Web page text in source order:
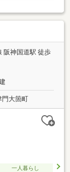
阪神国道駅 徒歩
門大箇町
一人暮らし